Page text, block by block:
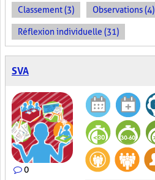
Classement (3) Observations (4)
Réflexion individuelle (31)
SVA
0